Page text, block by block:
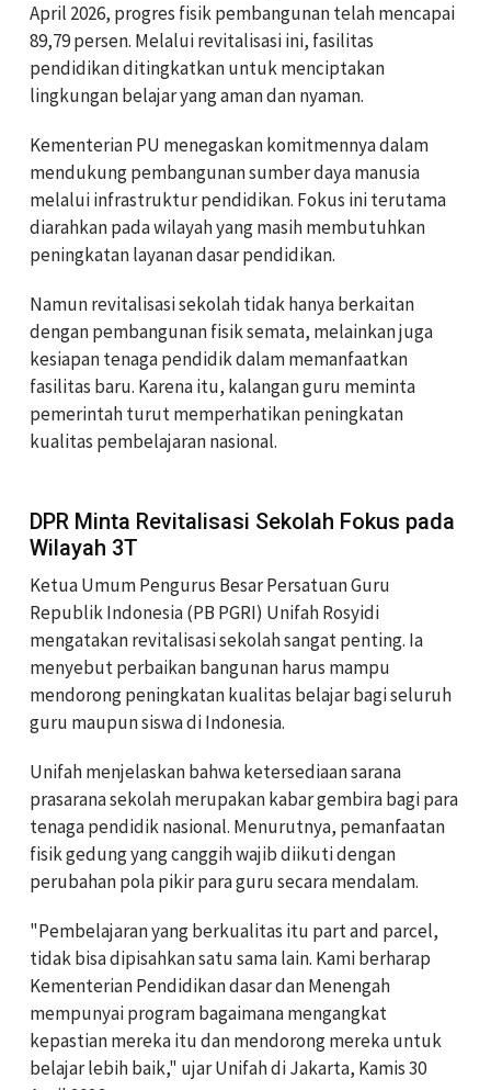
April 2026, progres fisik pembangunan telah mencapai
89,79 persen. Melalui revitalisasi ini, fasilitas
pendidikan ditingkatkan untuk menciptakan
lingkungan belajar yang aman dan nyaman.
Kementerian PU menegaskan komitmennya dalam
mendukung pembangunan sumber daya manusia
melalui infrastruktur pendidikan. Fokus ini terutama
diarahkan pada wilayah yang masih membutuhkan
peningkatan layanan dasar pendidikan.
Namun revitalisasi sekolah tidak hanya berkaitan
dengan pembangunan fisik semata, melainkan juga
kesiapan tenaga pendidik dalam memanfaatkan
fasilitas baru. Karena itu, kalangan guru meminta
pemerintah turut memperhatikan peningkatan
kualitas pembelajaran nasional.
DPR Minta Revitalisasi Sekolah Fokus pada
Wilayah 3T
Ketua Umum Pengurus Besar Persatuan Guru
Republik Indonesia (PB PGRI) Unifah Rosyidi
mengatakan revitalisasi sekolah sangat penting. Ia
menyebut perbaikan bangunan harus mampu
mendorong peningkatan kualitas belajar bagi seluruh
guru maupun siswa di Indonesia.
Unifah menjelaskan bahwa ketersediaan sarana
prasarana sekolah merupakan kabar gembira bagi para
tenaga pendidik nasional. Menurutnya, pemanfaatan
fisik gedung yang canggih wajib diikuti dengan
perubahan pola pikir para guru secara mendalam.
"Pembelajaran yang berkualitas itu part and parcel,
tidak bisa dipisahkan satu sama lain. Kami berharap
Kementerian Pendidikan dasar dan Menengah
mempunyai program bagaimana mengangkat
kepastian mereka itu dan mendorong mereka untuk
belajar lebih baik," ujar Unifah di Jakarta, Kamis 30